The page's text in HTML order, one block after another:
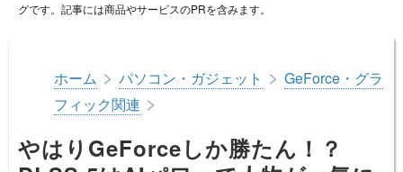
グです。記事には商品やサービスのPRを含みます。
ホーム > パソコン・ガジェット > GeForce・グラ
フィック関連 >
やはりGeForceしか勝たん！？